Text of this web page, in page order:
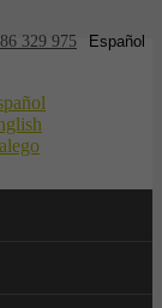
329 975 Español